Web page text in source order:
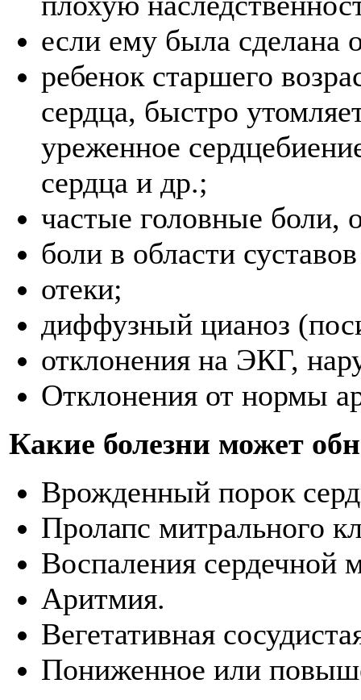
если ему была сделана
ребенок старшего
сердца, быстро
уреженное
сердца и др.;
частые головные боли,
боли в области
отеки;
диффузный цианоз
отклонения на ЭКГ,
Отклонения от нормы
Какие болезни может
Врожденный порок
Пролапс митрального
Воспаления
Аритмия.
Вегетативная
Пониженное или